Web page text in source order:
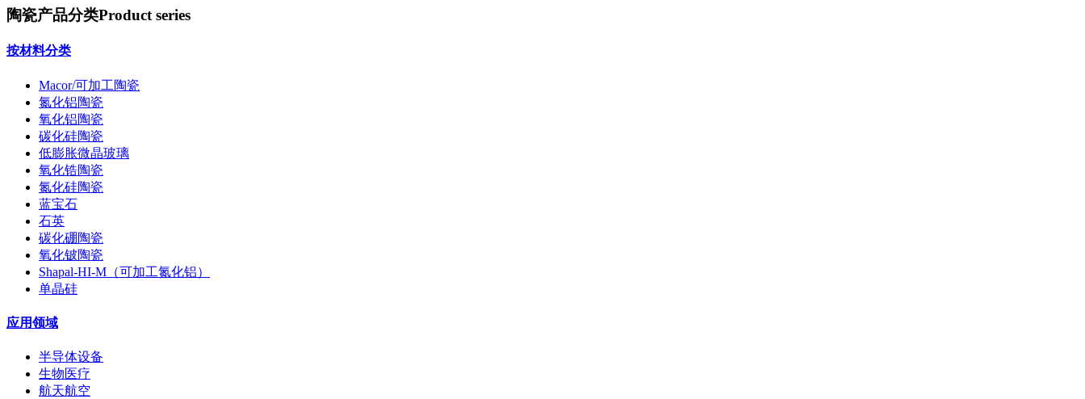
陶瓷产品分类Product series
按材料分类
Macor/可加工陶瓷
氮化铝陶瓷
氧化铝陶瓷
碳化硅陶瓷
低膨胀微晶玻璃
氧化锆陶瓷
氮化硅陶瓷
蓝宝石
石英
碳化硼陶瓷
氧化铍陶瓷
Shapal-HI-M（可加工氮化铝）
单晶硅
应用领域
半导体设备
生物医疗
航天航空